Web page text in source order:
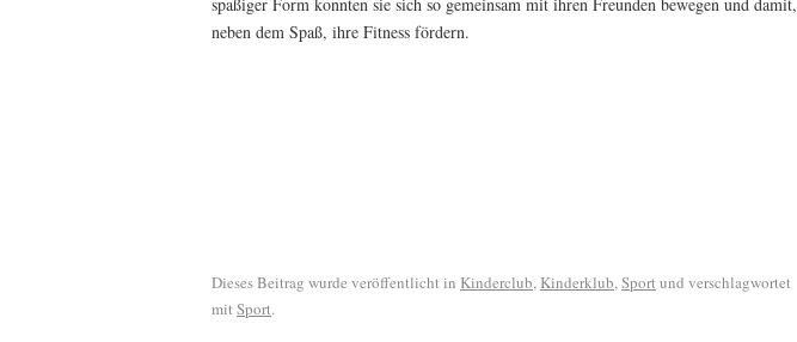
neben dem Spaß, ihre Fitness fördern.
Dieses Beitrag wurde veröffentlicht in Kinderclub, Kinderklub,Sport und verschlagwortet
mit Sport.